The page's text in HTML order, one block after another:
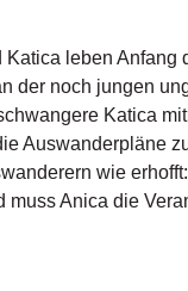
Katica leben Anfang
der noch jungen
­Katica
Auswanderpläne
wie
muss Anica die